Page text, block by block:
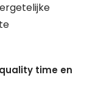
time en